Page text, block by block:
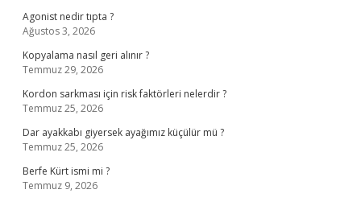
Agonist nedir tıpta ?
Ağustos 3, 2026
Kopyalama nasıl geri alınır ?
Temmuz 29, 2026
Kordon sarkması için risk faktörleri nelerdir ?
Temmuz 25, 2026
Dar ayakkabı giyersek ayağımız küçülür mü ?
Temmuz 25, 2026
Berfe Kürt ismi mi ?
Temmuz 9, 2026